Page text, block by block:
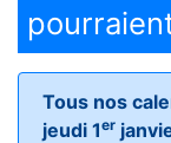
Tous nos
jeudi 1er